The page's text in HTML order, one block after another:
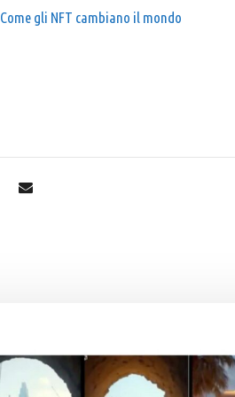
Come gli NFT cambiano il mondo